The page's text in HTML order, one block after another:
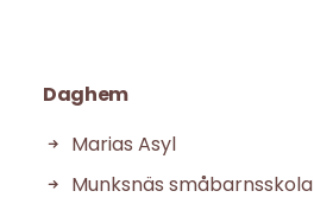
Daghem
Marias Asyl
Munksnäs småbarnsskola